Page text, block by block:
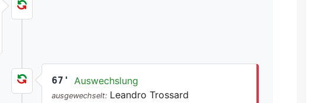
67' Auswechslung
ausgewechselt: Leandro Trossard